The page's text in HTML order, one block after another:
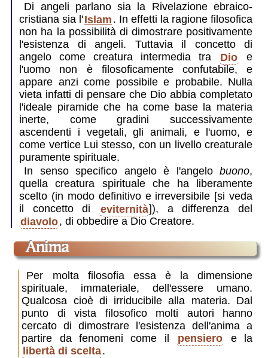
Di angeli parlano sia la Rivelazione ebraico-
cristiana sia l'Islam . In effetti la ragione filosofica
non ha la possibilità di dimostrare positivamente
l'esistenza di angeli. Tuttavia il concetto di
angelo come creatura intermedia tra
Dio e
l'uomo non è filosoficamente confutabile, e
appare anzi come possibile e probabile. Nulla
vieta infatti di pensare che Dio abbia completato
l'ideale piramide che ha come base la materia
inerte, come gradini successivamente
ascendenti i vegetali, gli animali, e l'uomo, e
come vertice Lui stesso, con un livello creaturale
puramente spirituale.
In senso specifico angelo è l'angelo buono,
quella creatura spirituale che ha liberamente
scelto (in modo definitivo e irreversibile [si veda
il concetto di
eviternità]), a differenza del
diavolo, di obbedire a Dio Creatore.
anima
Per molta filosofia essa è la dimensione
spirituale, immateriale, dell'essere umano.
Qualcosa cioè di irriducibile alla materia. Dal
punto di vista filosofico molti autori hanno
cercato di dimostrare l'esistenza dell'anima a
partire da fenomeni come il
pensiero e la
libertà di scelta.